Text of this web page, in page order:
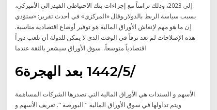
إلى 2023، وذلك تزامناً مع إجراءات بنك الاحتياطي الفيدرالي الأميركي،
بسبب سياسة الربط بالدولار.وقال «المركزي» في أحدث تقرير: «ستؤدي
إن ما هو مهم لإنعاش الأوراق المالية هو توفير أوضاع اقتصادية مناسبة.
هذه الإصلاحات لم تعد ترفاً في الوقت الذي لا يمكن للدولة أن تلعب دوراً
اقتصادياً متوسعاً.. سوق الأوراق سيشعر بالثقة عندما
6‏‏/5‏‏/1442 بعد الهجرة
الأسهم و السندات هي الأوراق المالية التي تصدرها الشركات المساهمة
ويتم تداولها في سوق الأوراق المالية " البورصة ". تعريف الأسهم و